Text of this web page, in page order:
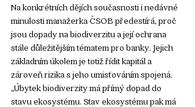
Na konkrétních dějích současnosti i nedávné
minulosti manažerka ČSOB předestírá, proč
jsou dopady na biodiverzitu a její ochrana
stále důležitějším tématem pro banky. Jejich
základním úkolem je totiž řídit kapitál a
zároveň rizika s jeho umisťováním spojená.
„Úbytek biodiverzity má přímý dopad do
stavu ekosystému. Stav ekosystému pak má